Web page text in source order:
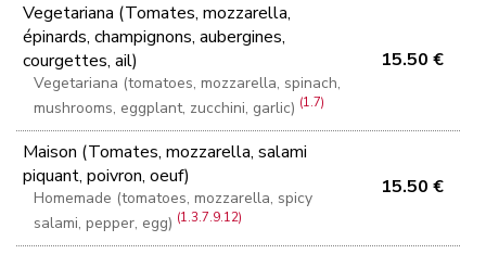
Vegetariana (Tomates, mozzarella,
épinards, champignons, aubergines,
courgettes, ail)
Vegetariana (tomatoes, mozzarella, spinach,
mushrooms, eggplant, zucchini, garlic) (1.7)
15.50 €
Maison (Tomates, mozzarella, salami
piquant, poivron, oeuf)
Homemade (tomatoes, mozzarella, spicy
salami, pepper, egg) (1.3.7.9.12)
15.50 €